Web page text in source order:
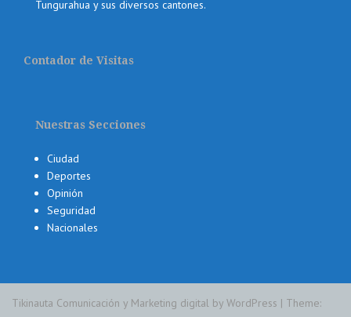
Tungurahua y sus diversos cantones.
Contador de Visitas
Nuestras Secciones
Ciudad
Deportes
Opinión
Seguridad
Nacionales
Tikinauta Comunicación y Marketing digital by WordPress | Theme: